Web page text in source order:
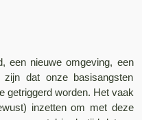
een nieuwe omgeving, een
dat onze basisangsten
getriggerd worden. Het vaak
inzetten om met deze